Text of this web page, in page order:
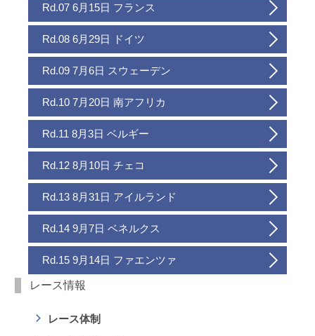
Rd.07 6月15日 フランス
Rd.08 6月29日 ドイツ
Rd.09 7月6日 スウェーデン
Rd.10 7月20日 南アフリカ
Rd.11 8月3日 ベルギー
Rd.12 8月10日 チェコ
Rd.13 8月31日 アイルランド
Rd.14 9月7日 ベネルクス
Rd.15 9月14日 ファエンツァ
レース情報
レース体制